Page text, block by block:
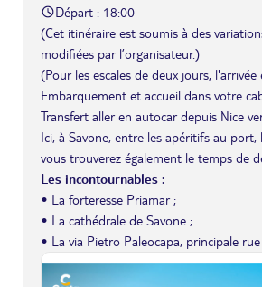
Départ : 18:00
(Cet itinéraire est soumis à des
modifiées par l’organisateur.)
(Pour les escales de deux jours,
Embarquement et accueil dans votre
Transfert aller en autocar depuis Nice
Ici, à Savone, entre les apéritifs au
vous trouverez également le temps de
Les incontournables :
• La forteresse Priamar ;
• La cathédrale de Savone ;
• La via Pietro Paleocapa, principale